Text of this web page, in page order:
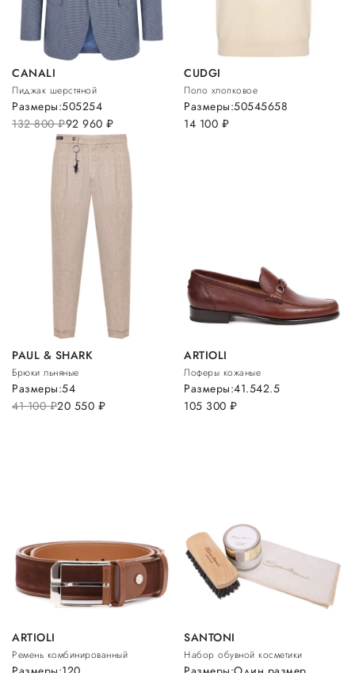
CANALI
Пиджак шерстяной
132 800руб.92 960 руб.
Размеры:505254
CUDGI
Поло хлопковое
14 100 руб.
Размеры:50545658
PAUL & SHARK
Брюки льняные
41 100руб.20 550 руб.
Размеры:54
ARTIOLI
Лоферы кожаные
105 300руб.
Размеры:41.542.5
ARTIOLI
Ремень комбинированный
SANTONI
Набор обувной косметики